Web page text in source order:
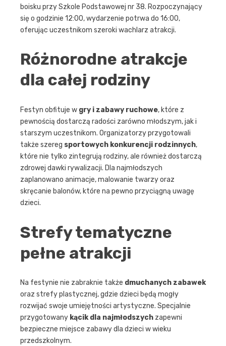
boisku przy Szkole Podstawowej nr 38. Rozpoczynający
się o godzinie 12:00, wydarzenie potrwa do 16:00,
oferując uczestnikom szeroki wachlarz atrakcji.
Różnorodne atrakcje
dla całej rodziny
Festyn obfituje w gry i zabawy ruchowe, które z
pewnością dostarczą radości zarówno młodszym, jak i
starszym uczestnikom. Organizatorzy przygotowali
także szereg sportowych konkurencji rodzinnych,
które nie tylko zintegrują rodziny, ale również dostarczą
zdrowej dawki rywalizacji. Dla najmłodszych
zaplanowano animacje, malowanie twarzy oraz
skręcanie balonów, które na pewno przyciągną uwagę
dzieci.
Strefy tematyczne
pełne atrakcji
Na festynie nie zabraknie także dmuchanych zabawek
oraz strefy plastycznej, gdzie dzieci będą mogły
rozwijać swoje umiejętności artystyczne. Specjalnie
przygotowany kącik dla najmłodszych zapewni
bezpieczne miejsce zabawy dla dzieci w wieku
przedszkolnym.